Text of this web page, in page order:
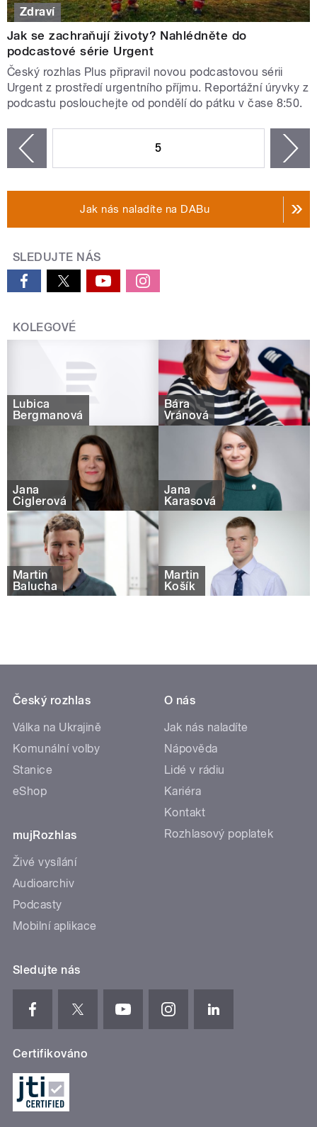
Zdraví
Jak se zachraňují životy? Nahlédněte do
podcastové série Urgent
Český rozhlas Plus připravil novou podcastovou sérii
Urgent z prostředí urgentního příjmu. Reportážní úryvky z
podcastu poslouchejte od pondělí do pátku v čase 8:50.
5
Jak nás naladíte na DABu
SLEDUJTE NÁS
KOLEGOVÉ
Lubica
Bergmanová
Bára
Vránová
Jana
Ciglerová
Jana
Karasová
Martin
Balucha
Martin
Košík
Český rozhlas
Válka na Ukrajině
Komunální volby
Stanice
eShop
mujRozhlas
Živé vysílání
Audioarchiv
Podcasty
Mobilní aplikace
O nás
Jak nás naladíte
Nápověda
Lidé v rádiu
Kariéra
Kontakt
Rozhlasový poplatek
Sledujte nás
Certifikováno